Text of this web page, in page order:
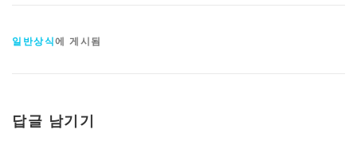
일반상식에 게시됨
답글 남기기